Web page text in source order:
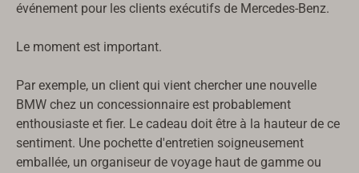
événement pour les clients exécutifs de Mercedes-Benz.
Le moment est important.
Par exemple, un client qui vient chercher une nouvelle
BMW chez un concessionnaire est probablement
enthousiaste et fier. Le cadeau doit être à la hauteur de ce
sentiment. Une pochette d'entretien soigneusement
emballée, un organiseur de voyage haut de gamme ou